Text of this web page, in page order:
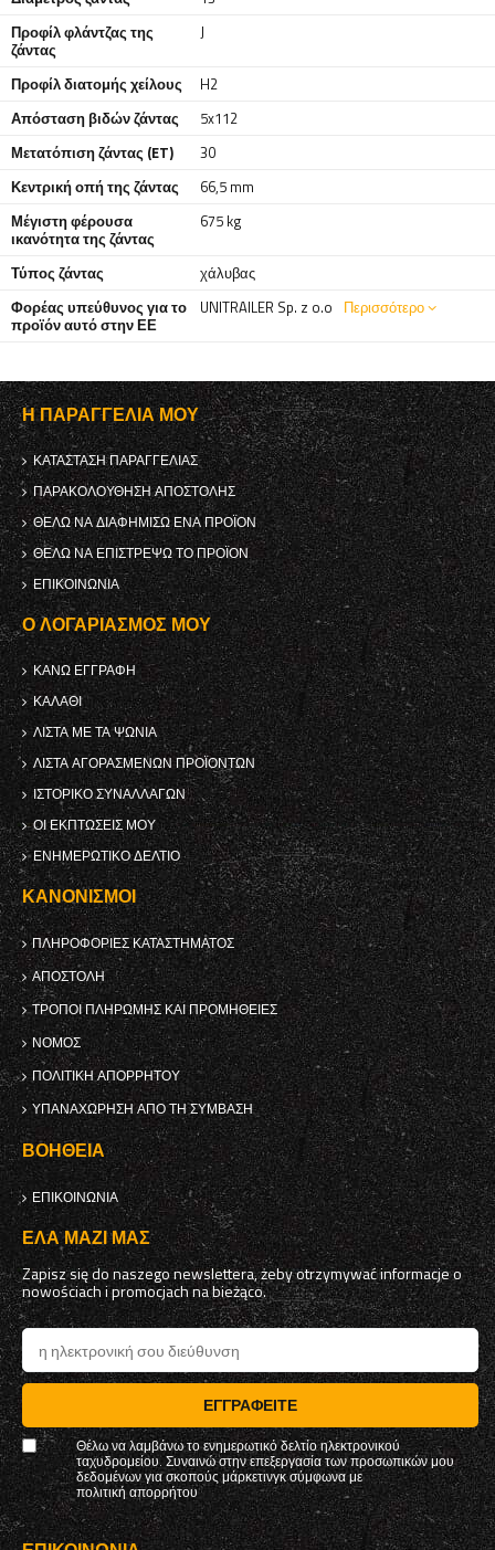
Προφίλ φλάντζας της
ζάντας
J
Προφίλ διατομής χείλους
H2
Απόσταση βιδών ζάντας
5x112
Μετατόπιση ζάντας (ET)
30
Κεντρική οπή της ζάντας
66,5 mm
Μέγιστη φέρουσα
ικανότητα της ζάντας
675 kg
Τύπος ζάντας
χάλυβας
Φορέας υπεύθυνος για το
προϊόν αυτό στην ΕΕ
UNITRAILER Sp. z o.o Περισσότερο
Η ΠΑΡΑΓΓΕΛΊΑ ΜΟΥ
ΚΑΤΆΣΤΑΣΗ ΠΑΡΑΓΓΕΛΊΑΣ
ΠΑΡΑΚΟΛΟΎΘΗΣΗ ΑΠΟΣΤΟΛΉΣ
ΘΈΛΩ ΝΑ ΔΙΑΦΗΜΊΣΩ ΈΝΑ ΠΡΟΪΌΝ
ΘΈΛΩ ΝΑ ΕΠΙΣΤΡΈΨΩ ΤΟ ΠΡΟΪΌΝ
ΕΠΙΚΟΙΝΩΝΊΑ
Ο ΛΟΓΑΡΙΑΣΜΌΣ ΜΟΥ
ΚΑΝΩ ΕΓΓΡΑΦΗ
ΚΑΛΆΘΙ
ΛΊΣΤΑ ΜΕ ΤΑ ΨΏΝΙΑ
ΛΊΣΤΑ ΑΓΟΡΑΣΜΈΝΩΝ ΠΡΟΪΌΝΤΩΝ
ΙΣΤΟΡΙΚΌ ΣΥΝΑΛΛΑΓΏΝ
ΟΙ ΕΚΠΤΏΣΕΙΣ ΜΟΥ
ΕΝΗΜΕΡΩΤΙΚΌ ΔΕΛΤΊΟ
ΚΑΝΟΝΙΣΜΟΊ
ΠΛΗΡΟΦΟΡΊΕΣ ΚΑΤΑΣΤΉΜΑΤΟΣ
ΑΠΟΣΤΟΛΉ
ΤΡΌΠΟΙ ΠΛΗΡΩΜΉΣ ΚΑΙ ΠΡΟΜΉΘΕΙΕΣ
ΝΌΜΟΣ
ΠΟΛΙΤΙΚΉ ΑΠΟΡΡΉΤΟΥ
ΥΠΑΝΑΧΏΡΗΣΗ ΑΠΌ ΤΗ ΣΎΜΒΑΣΗ
ΒΟΉΘΕΙΑ
ΕΠΙΚΟΙΝΩΝΊΑ
ΈΛΑ ΜΑΖΊ ΜΑΣ
Zapisz się do naszego newslettera, żeby otrzymywać informacje o
nowościach i promocjach na bieżąco.
ΕΓΓΡΑΦΕΊΤΕ
Θέλω να λαμβάνω το ενημερωτικό δελτίο ηλεκτρονικού
ταχυδρομείου. Συναινώ στην επεξεργασία των προσωπικών μου
δεδομένων για σκοπούς μάρκετινγκ σύμφωνα με
πολιτική απορρήτου